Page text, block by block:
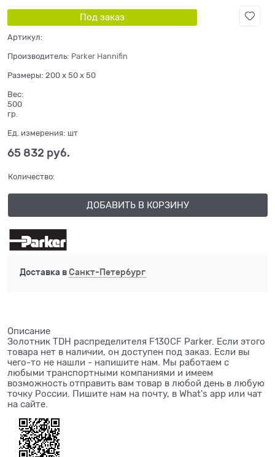
Под заказ
Артикул:
Производитель: Parker Hannifin
Размеры: 200 x 50 x 50
Вес:
500
гр.
Ед. измерения: шт
65 832 руб.
Количество:
ДОБАВИТЬ В КОРЗИНУ
Доставка вСанкт-Петербург
Описание
Золотник TDH распределителя F130CF Parker. Если этого
товара нет в наличии, он доступен под заказ. Если вы
чего-то не нашли - напишите нам. Мы работаем с
любыми транспортными компаниями и имеем
возможность отправить вам товар в любой день в любую
точку России. Пишите нам на почту, в What's app или чат
на сайте.